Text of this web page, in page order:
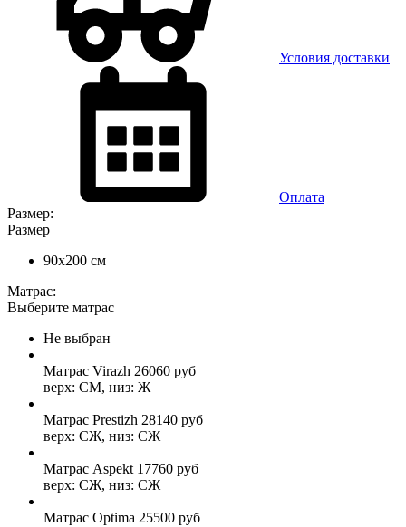
Условия доставки
Оплата
Размер:
Размер
90x200 см
Матрас:
Выберите матрас
Не выбран
Матрас Virazh 26060 руб
верх: СМ, низ: Ж
Матрас Prestizh 28140 руб
верх: СЖ, низ: СЖ
Матрас Aspekt 17760 руб
верх: СЖ, низ: СЖ
Матрас Optima 25500 руб